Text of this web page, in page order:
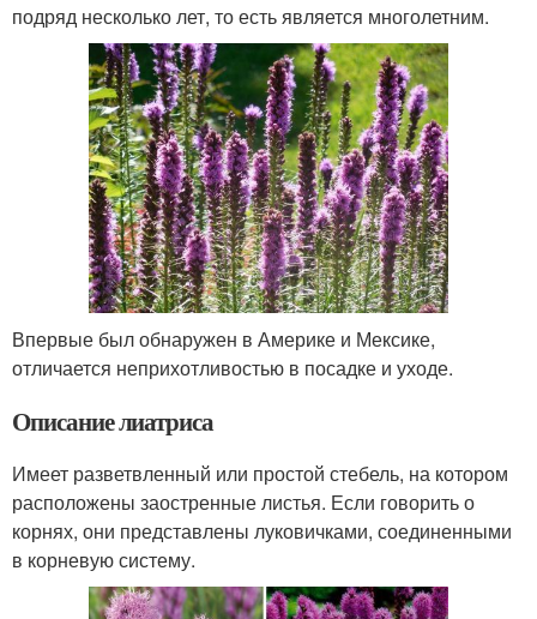
подряд несколько лет, то есть является многолетним.
Впервые был обнаружен в Америке и Мексике,
отличается неприхотливостью в посадке и уходе.
Описание лиатриса
Имеет разветвленный или простой стебель, на котором
расположены заостренные листья. Если говорить о
корнях, они представлены луковичками, соединенными
в корневую систему.